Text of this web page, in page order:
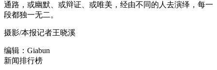
通路，或幽默、或辩证、或唯美，经由不同的人去演绎，每一
段都独一无二。
摄影/本报记者王晓溪
编辑：Giabun
新闻排行榜